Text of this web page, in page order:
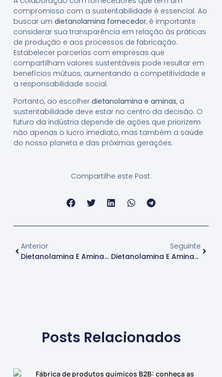
compromisso com a sustentabilidade é essencial. Ao
buscar um dietanolamina fornecedor, é importante
considerar sua transparência em relação às práticas
de produção e aos processos de fabricação.
Estabelecer parcerias com empresas que
compartilham valores sustentáveis pode resultar em
benefícios mútuos, aumentando a competitividade e
a responsabilidade social.
Portanto, ao escolher dietanolamina e aminas, a
sustentabilidade deve estar no centro da decisão. O
futuro da indústria depende de ações que priorizem
não apenas o lucro imediato, mas também a saúde
do nosso planeta e das próximas gerações.
Compartilhe este Post:
Anterior
Dietanolamina E Aminas: A Distribuição Ideal Para Sua Indústria
Seguinte
Dietanolamina E Aminas: Descubra Os Preços No Brasil
Posts Relacionados